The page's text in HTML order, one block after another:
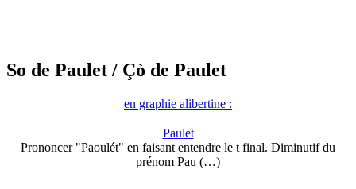
So de Paulet / Çò de Paulet
en graphie alibertine :
Paulet
Prononcer "Paoulét" en faisant entendre le t final. Diminutif du
prénom Pau (…)